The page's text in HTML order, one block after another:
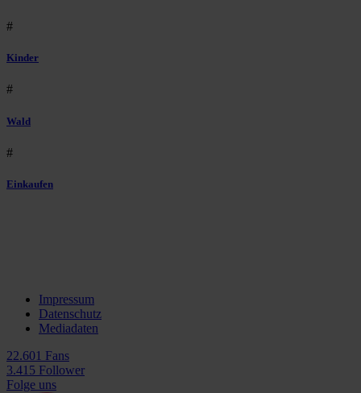
#
Kinder
#
Wald
#
Einkaufen
Impressum
Datenschutz
Mediadaten
22.601 Fans
3.415 Follower
Folge uns